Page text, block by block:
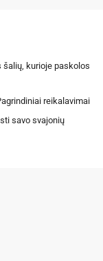
šalių, kurioje paskolos
reikalavimai
savo svajonių